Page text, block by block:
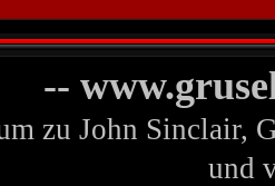
--
zu John Sinclair,
und